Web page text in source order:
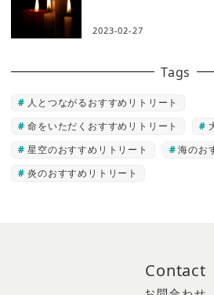
2023-02-27
Tags
人とつながるおすすめリトリート
命をいただくおすすめリトリート
星空のおすすめリトリート
海のお
炎のおすすめリトリート
Contact